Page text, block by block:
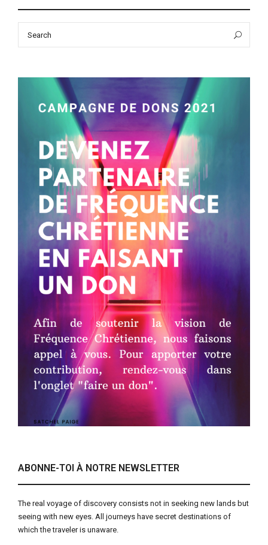
ABONNE-TOI À NOTRE NEWSLETTER
The real voyage of discovery consists not in seeking new lands but
seeing with new eyes. All journeys have secret destinations of
which the traveler is unaware.